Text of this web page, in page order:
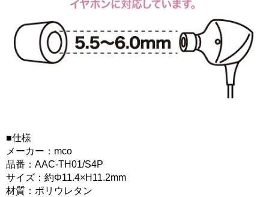
■仕様
メーカー：mco
品番：AAC-TH01/S4P
サイズ：約Φ11.4×H11.2mm
材質：ポリウレタン